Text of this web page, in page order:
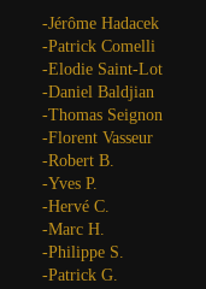
-Jérôme Hadacek
-Patrick Comelli
-Elodie Saint-Lot
-Daniel Baldjian
-Thomas Seignon
-Florent Vasseur
-Robert B.
-Yves P.
-Hervé C.
-Marc H.
-Philippe S.
-Patrick G.